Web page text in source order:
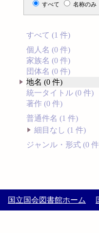
すべて 名称のみ
すべて (1 件)
個人名 (0 件)
家族名 (0 件)
団体名 (0 件)
地名 (0 件)
統一タイトル (0 件)
著作 (0 件)
普通件名 (1 件)
細目なし (1 件)
ジャンル・形式 (0
国立国会図書館ホーム